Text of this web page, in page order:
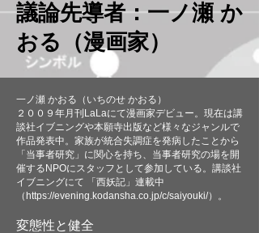
議論先導者：一ノ瀬 か
おる（漫画家）
一ノ瀬 かおる（いちのせ かおる）
２００９年月刊LaLaにて漫画家デビュー。現在は講
談社イブニングや本願寺出版など様々なジャンルで
作品発表中。家族が統合失調症を発病したことから
「当事者研究」に関心を持ち、当事者研究の場を開
催するNPOにスタッフとして参加している。講談社
イブニングにて 「西妖記」連載中
（ https://evening.kodansha.co.jp/c/saiyouki/）。
変態性と健全